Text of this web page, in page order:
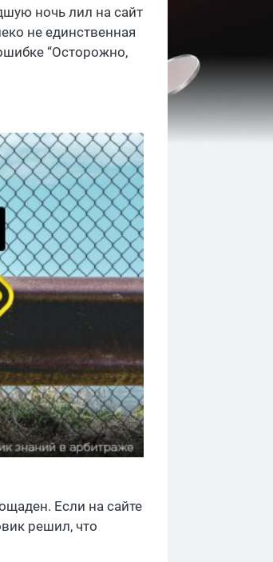
ночь лил на сайт
не единственная
“Осторожно,
Если на сайте
решил, что